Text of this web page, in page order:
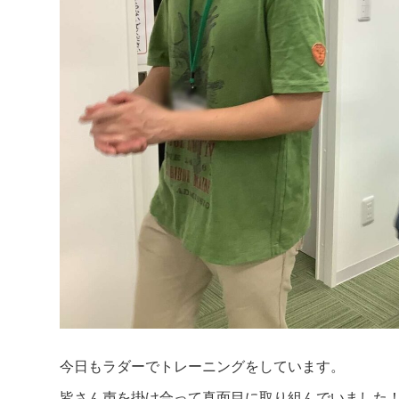
今日もラダーでトレーニングをしています。